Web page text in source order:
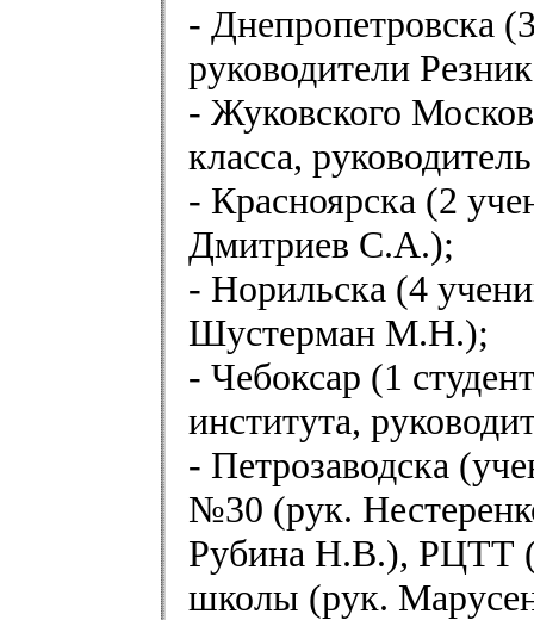
- Днепропетровска
руководители
- Жуковского
класса,
- Красноярска (2
Дмитриев С.А.);
- Норильска (4
Шустерман М.Н.);
- Чебоксар (1
института,
- Петрозаводска
№30 (рук.
Рубина Н.В.), РЦТТ
школы (рук.